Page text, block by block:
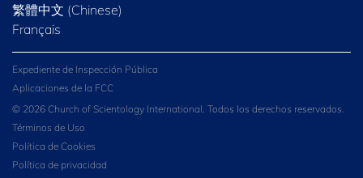
繁體中文 (Chinese)
Français
Expediente de Inspección Pública
Aplicaciones de la FCC
© 2026 Church of Scientology International. Todos los derechos reservados.
Términos de Uso
Política de Cookies
Política de privacidad